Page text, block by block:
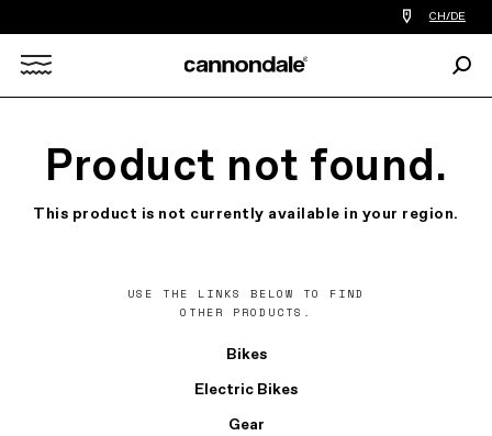
Einen
Händler
meiner
finden
CH/DE
Product not found.
This product is not currently available in your region.
USE THE LINKS BELOW TO FIND
OTHER PRODUCTS.
Bikes
Electric Bikes
Gear